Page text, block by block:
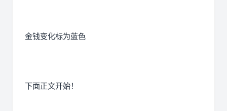
金钱变化标为蓝色
下面正文开始！